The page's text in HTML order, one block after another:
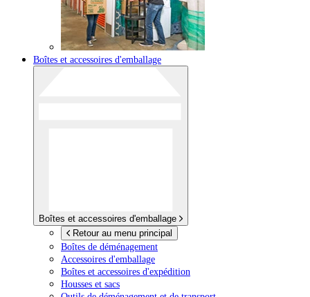
Boîtes et accessoires d'emballage
Boîtes et accessoires d'emballage
Retour au menu principal
Boîtes de déménagement
Accessoires d'emballage
Boîtes et accessoires d'expédition
Housses et sacs